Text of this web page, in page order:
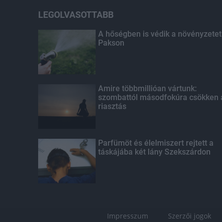
LEGOLVASOTTABB
A hőségben is védik a növényzetet
Pakson
Amire többmillióan vártunk:
szombattól másodfokúra csökken
riasztás
Parfümöt és élelmiszert rejtett a
táskájába két lány Szekszárdon
Impresszum Szerzői jogok